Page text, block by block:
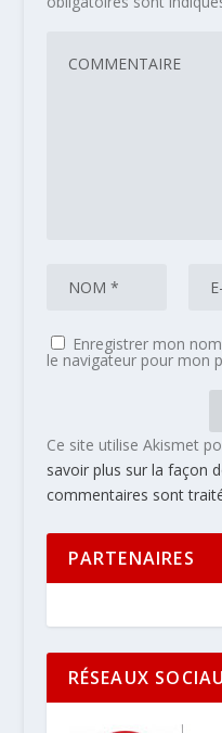
Enregistrer mon
le navigateur pour mon
Ce site utilise Akismet
savoir plus sur la façon
commentaires sont
PARTENAIRES
RÉSEAUX